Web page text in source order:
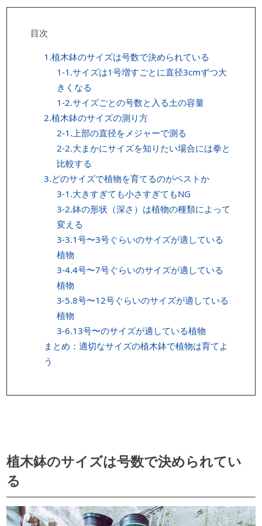
目次
1.植木鉢のサイズは号数で決められている
1-1.サイズは1号増すごとに直径3cmずつ大
きくなる
1-2.サイズごとの号数と入る土の容量
2.植木鉢のサイズの測り方
2-1.上部の直径をメジャーで測る
2-2.大まかにサイズを知りたい場合には拳と
比較する
3.どのサイズで植物を育てるのがベストか
3-1.大きすぎても小さすぎてもNG
3-2.鉢の形状（深さ）は植物の種類によって
変える
3-3.1号〜3号ぐらいのサイズが適している
植物
3-4.4号〜7号ぐらいのサイズが適している
植物
3-5.8号〜12号ぐらいのサイズが適している
植物
3-6.13号〜のサイズが適している植物
まとめ：適切なサイズの植木鉢で植物は育てよ
う
植木鉢のサイズは号数で決められてい
る